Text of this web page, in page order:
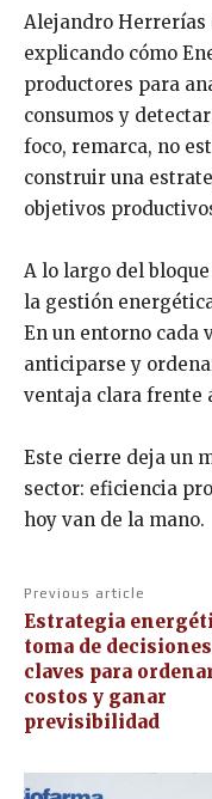
Alejandro Herrerías
explicando cómo
productores para
consumos y
foco, remarca, no
construir una
objetivos
A lo largo del
la gestión
En un entorno cada
anticiparse y
ventaja clara frente
Este cierre deja un
sector: eficiencia
hoy van de la mano.
Previous article
Estrategia
toma de
claves para
costos y ganar
previsibilidad